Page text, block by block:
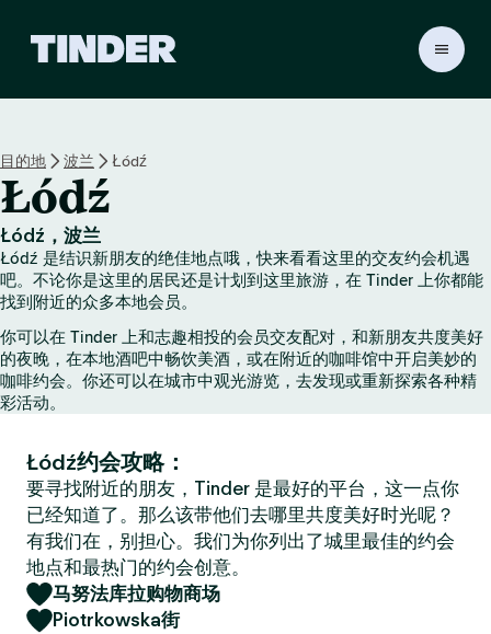
目的地 波兰 Łódź
Łódź
Łódź，波兰
Łódź 是结识新朋友的绝佳地点哦，快来看看这里的交友约会机遇
吧。不论你是这里的居民还是计划到这里旅游，在 Tinder 上你都能
找到附近的众多本地会员。
你可以在 Tinder 上和志趣相投的会员交友配对，和新朋友共度美好
的夜晚，在本地酒吧中畅饮美酒，或在附近的咖啡馆中开启美妙的
咖啡约会。你还可以在城市中观光游览，去发现或重新探索各种精
彩活动。
Łódź约会攻略：
要寻找附近的朋友，Tinder 是最好的平台，这一点你
已经知道了。那么该带他们去哪里共度美好时光呢？
有我们在，别担心。我们为你列出了城里最佳的约会
地点和最热门的约会创意。
马努法库拉购物商场
Piotrkowska街